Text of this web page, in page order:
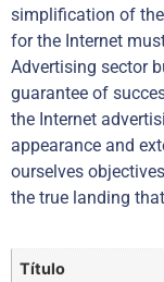
simplification of
for the Internet
Advertising sector
guarantee of
the Internet
appearance and
ourselves
the true landing
Título